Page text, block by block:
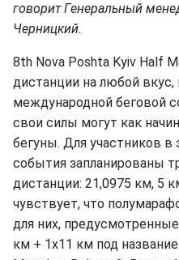
говорит Генеральный
Черницкий.
8th Nova Poshta Kyiv Half
дистанции на любой
международной беговой
свои силы могут как
бегуны. Для участников в
события запланированы
дистанции: 21,0975 км, 5
чувствует, что
для них,
км + 1х11 км под